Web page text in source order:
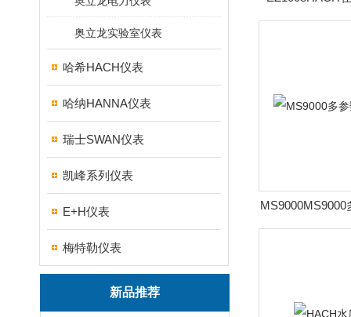
奥立龙实验室仪表
哈希HACH仪表
哈纳HANNA仪表
瑞士SWAN仪表
凯峰系列仪表
E+H仪表
梅特勒仪表
新品推荐
仪